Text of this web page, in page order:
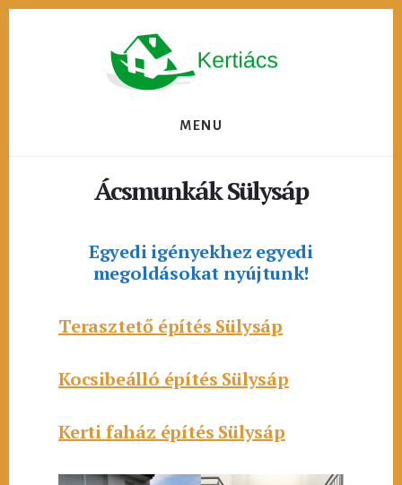
MENU
Ácsmunkák Sülysáp
Egyedi igényekhez egyedi
megoldásokat nyújtunk!
Terasztető építés Sülysáp
Kocsibeálló építés Sülysáp
Kerti faház építés Sülysáp